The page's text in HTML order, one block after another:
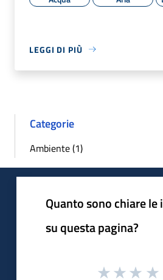
LEGGI DI PIÙ
Categorie
Ambiente (1)
Quanto sono chiare
su questa pagina?